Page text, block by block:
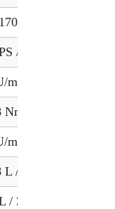
mm / 5.59 x 6.69
/ 495.0 kW (netto)
min
Nm / 2286 lb-ft
min
/ 350 gal
/ 35.7 gal